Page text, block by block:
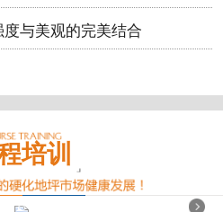
与美观的完美结合
培训